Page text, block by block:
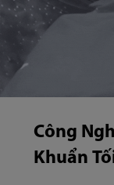
Công
Khuẩn